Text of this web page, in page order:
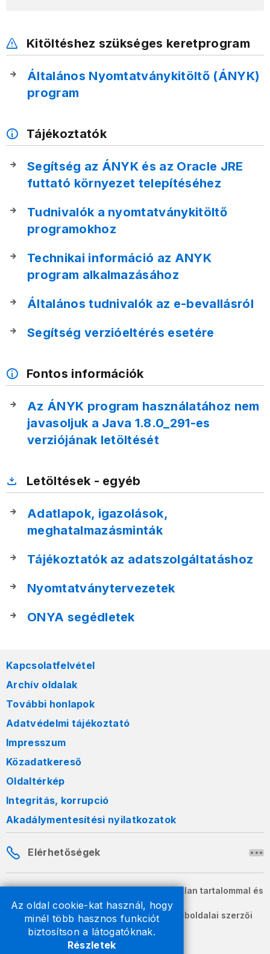
Az oldal cookie-kat használ, hogy
minél több hasznos funkciót
biztosítson a látogatóknak.
Részletek
Kitöltéshez szükséges keretprogram
Általános Nyomtatványkitöltő (ÁNYK)
program
Tájékoztatók
Segítség az ÁNYK és az Oracle JRE
futtató környezet telepítéséhez
Tudnivalók a nyomtatványkitöltő
programokhoz
Technikai információ az ANYK
program alkalmazásához
Általános tudnivalók az e-bevallásról
Segítség verzióeltérés esetére
Fontos információk
Az ÁNYK program használatához nem
javasoljuk a Java 1.8.0_291-es
verziójának letöltését
Letöltések - egyéb
Adatlapok, igazolások,
meghatalmazásminták
Tájékoztatók az adatszolgáltatáshoz
Nyomtatványtervezetek
ONYA segédletek
Kapcsolatfelvétel
Archív oldalak
További honlapok
Adatvédelmi tájékoztató
Impresszum
Közadatkereső
Oldaltérkép
Integritás, korrupció
Akadálymentesítési nyilatkozatok
Elérhetőségek
A honlapon szereplő információk változatlan tartalommal és
formában szabadon terjeszthetők.
2026 © A Nemzeti Adó- és Vámhivatal weboldalai szerzői
jogvédelem alatt állnak.